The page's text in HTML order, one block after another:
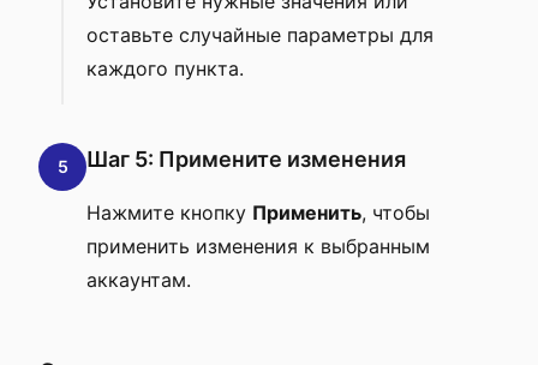
оставьте случайные параметры для
каждого пункта.
5 Шаг 5: Примените изменения
Нажмите кнопку Применить, чтобы
применить изменения к выбранным
аккаунтам.